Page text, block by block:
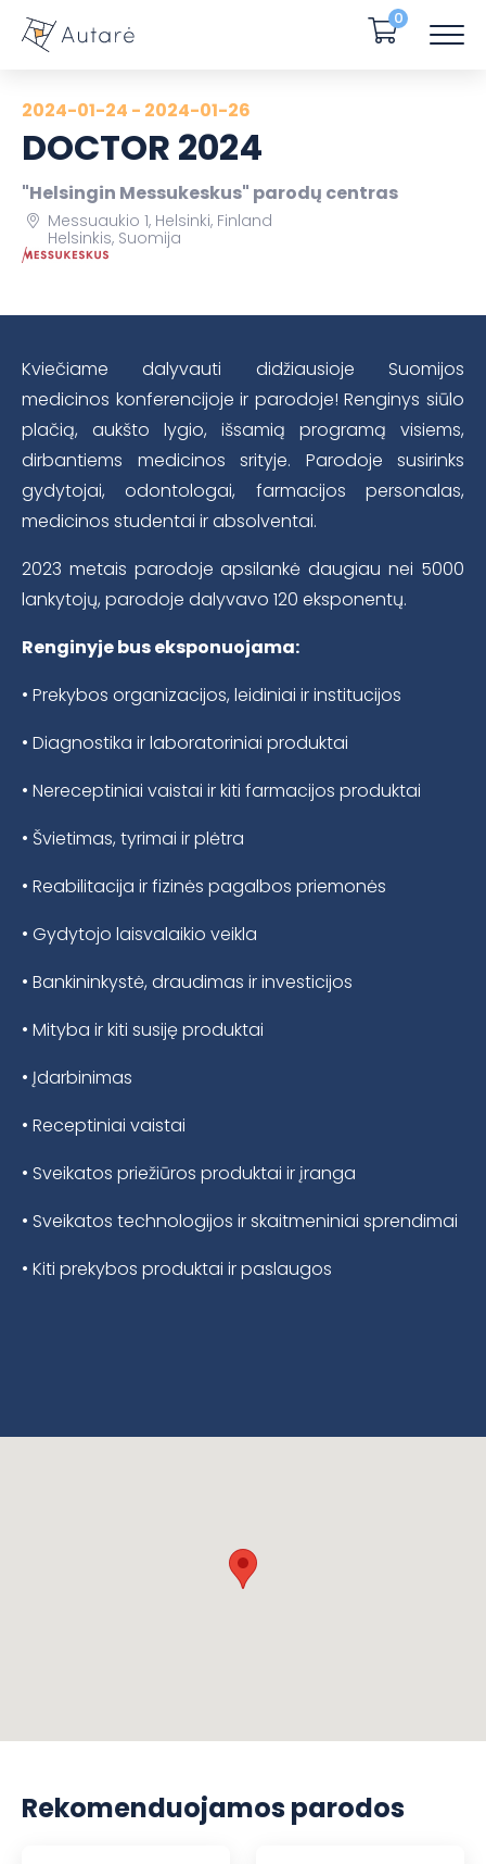
0
2024-01-24 - 2024-01-26
DOCTOR 2024
"Helsingin Messukeskus" parodų centras
Messuaukio 1, Helsinki, Finland
Helsinkis, Suomija
Kviečiame dalyvauti didžiausioje Suomijos
medicinos konferencijoje ir parodoje! Renginys siūlo
plačią, aukšto lygio, išsamią programą visiems,
dirbantiems medicinos srityje. Parodoje susirinks
gydytojai, odontologai, farmacijos personalas,
medicinos studentai ir absolventai.
2023 metais parodoje apsilankė daugiau nei 5000
lankytojų, parodoje dalyvavo 120 eksponentų.
Renginyje bus eksponuojama:
• Prekybos organizacijos, leidiniai ir institucijos
• Diagnostika ir laboratoriniai produktai
• Nereceptiniai vaistai ir kiti farmacijos produktai
• Švietimas, tyrimai ir plėtra
• Reabilitacija ir fizinės pagalbos priemonės
• Gydytojo laisvalaikio veikla
• Bankininkystė, draudimas ir investicijos
• Mityba ir kiti susiję produktai
• Įdarbinimas
• Receptiniai vaistai
• Sveikatos priežiūros produktai ir įranga
• Sveikatos technologijos ir skaitmeniniai sprendimai
• Kiti prekybos produktai ir paslaugos
Rekomenduojamos parodos